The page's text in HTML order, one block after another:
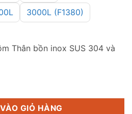
3000L (F1380)
Thân bồn inox SUS 304 và
(F1140) số lượng
GIỎ HÀNG